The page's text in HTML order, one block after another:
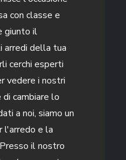
con classe e
giunto il
arredi della tua
cerchi esperti
vedere i nostri
di cambiare lo
a noi, siamo un
l'arredo e la
il nostro